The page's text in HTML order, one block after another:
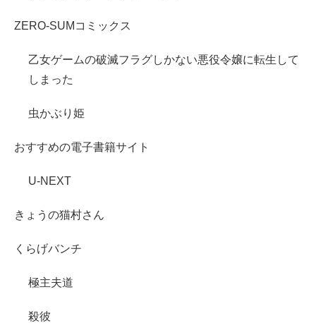
ZERO-SUMコミックス
乙女ゲームの破滅フラグしかない悪役令嬢に転生して
しまった
虫かぶり姫
おすすめの電子書籍サイト
U-NEXT
きょうの猫村さん
くらげバンチ
極主夫道
殺彼